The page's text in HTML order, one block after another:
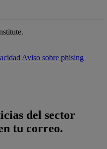
Aviso sobre phising
del sector
tu correo.